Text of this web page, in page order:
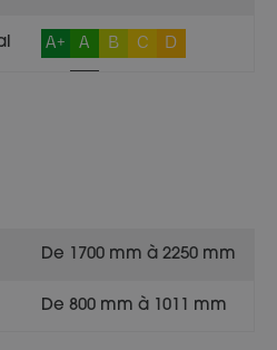
A+ A B C D
De 1700 mm à 2250 mm
De 800 mm à 1011 mm